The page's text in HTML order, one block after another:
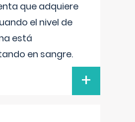
que adquiere
el nivel de
está
en sangre.
+